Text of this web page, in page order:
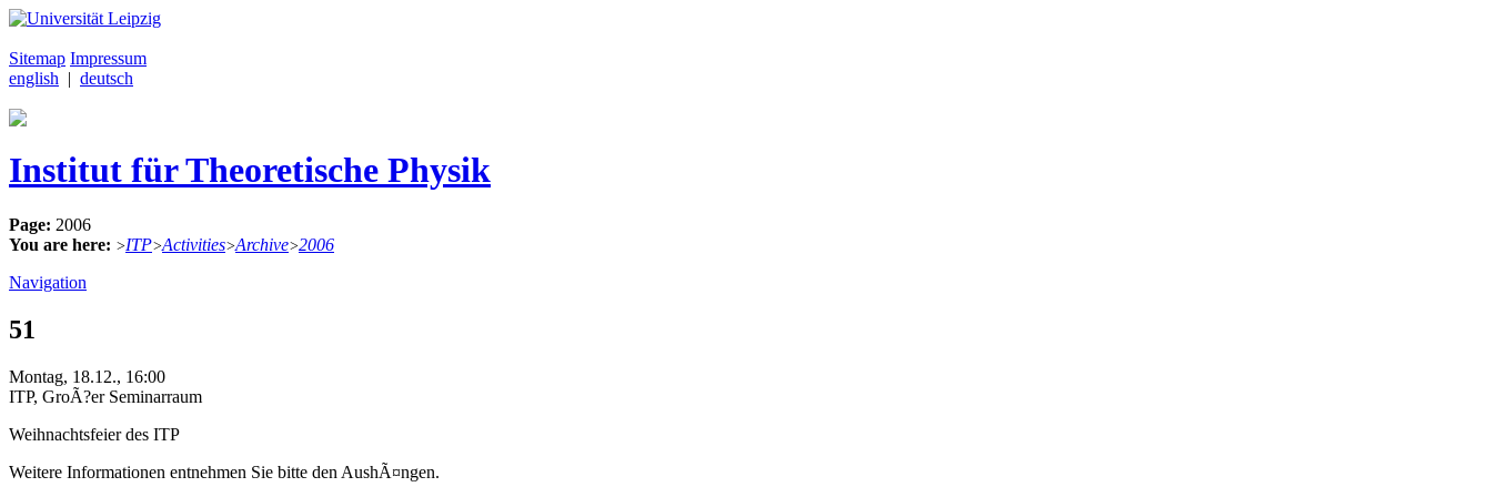
Sitemap Impressum
english | deutsch
Institut für Theoretische Physik
Page: 2006
You are here: >ITP>Activities>Archive>2006
Navigation
51
Montag, 18.12., 16:00
ITP, GroÃ?er Seminarraum
Weihnachtsfeier des ITP
Weitere Informationen entnehmen Sie bitte den AushÃ¤ngen.